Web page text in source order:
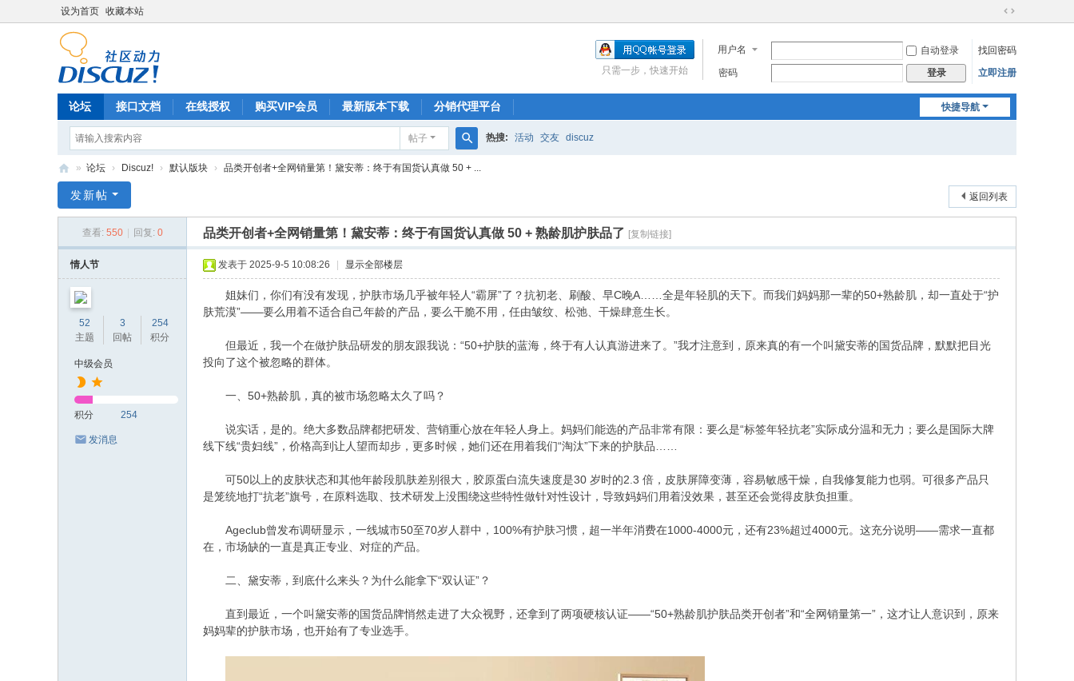
设为首页 收藏本站
切
到
宽
用户名 自动登录
找回密码
密码
登录 立即注册
只需一步，快速开始
快捷导航
论坛 接口文档 在线授权 购买VIP会员 最新版本下载 分销代理平台
帖子
搜
热搜: 活动 交友 discuz
sc
» 论坛 › Discuz! › 默认版块 › 品类开创者+全网销量第！黛安蒂：终于有国货认真做 50 + ...
返回列表
发新帖
查看: 550 回复: 0 品类开创者+全网销量第！黛安蒂：终于有国货认真做 50 + 熟龄肌护肤品了 [复制链接]
情人节
52
主题
3
回帖
254
积分
中级会员
积分 254
发消息
发表于 2025-9-5 10:08:26 显示全部楼层
姐妹们，你们有没有发现，护肤市场几乎被年轻人“霸屏”了？抗初老、刷酸、早C晚A……全是年轻肌的天下。而我们妈妈那一辈的50+熟龄肌，却一直处于“护
肤荒漠”——要么用着不适合自己年龄的产品，要么干脆不用，任由皱纹、松弛、干燥肆意生长。
但最近，我一个在做护肤品研发的朋友跟我说：“50+护肤的蓝海，终于有人认真游进来了。”我才注意到，原来真的有一个叫黛安蒂的国货品牌，默默把目光
投向了这个被忽略的群体。
一、50+熟龄肌，真的被市场忽略太久了吗？
说实话，是的。绝大多数品牌都把研发、营销重心放在年轻人身上。妈妈们能选的产品非常有限：要么是“标签年轻抗老”实际成分温和无力；要么是国际大牌
线下线“贵妇线”，价格高到让人望而却步，更多时候，她们还在用着我们“淘汰”下来的护肤品……
可50以上的皮肤状态和其他年龄段肌肤差别很大，胶原蛋白流失速度是30 岁时的2.3 倍，皮肤屏障变薄，容易敏感干燥，自我修复能力也弱。可很多产品只
是笼统地打“抗老”旗号，在原料选取、技术研发上没围绕这些特性做针对性设计，导致妈妈们用着没效果，甚至还会觉得皮肤负担重。
Ageclub曾发布调研显示，一线城市50至70岁人群中，100%有护肤习惯，超一半年消费在1000-4000元，还有23%超过4000元。这充分说明——需求一直都
在，市场缺的一直是真正专业、对症的产品。
二、黛安蒂，到底什么来头？为什么能拿下“双认证”？
直到最近，一个叫黛安蒂的国货品牌悄然走进了大众视野，还拿到了两项硬核认证——“50+熟龄肌护肤品类开创者”和“全网销量第一”，这才让人意识到，原来
妈妈辈的护肤市场，也开始有了专业选手。